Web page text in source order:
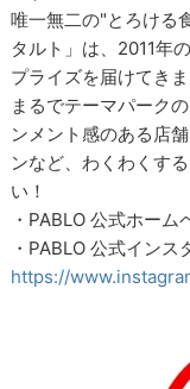
唯一無二の"とろける
タルト」は、2011年
プライズを届けてきま
まるでテーマパーク
ンメント感のある店
ンなど、わくわくす
い！
・PABLO 公式ホー
・PABLO 公式イン
https://